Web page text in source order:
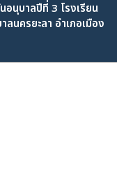
นุบาลปีที่ 3 โรงเรียน
ลนครยะลา อำเภอเมือง